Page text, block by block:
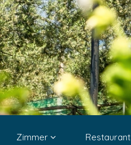
Zimmer Restaurant